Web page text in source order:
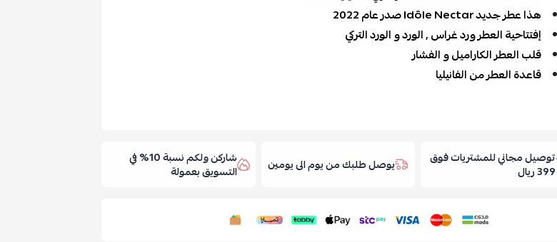
هذا عطر جديد Idôle Nectar صدر عام 2022
إفتتاحية العطر ورد غراس , الورد و الورد التركي
قلب العطر الكاراميل و الفشار
قاعدة العطر من الفانيليا
توصيل مجاني للمشتريات فوق
399 ريال يوصل طلبك من يوم الى يومين شاركن ولكم نسبة 10% في
التسويق بعمولة